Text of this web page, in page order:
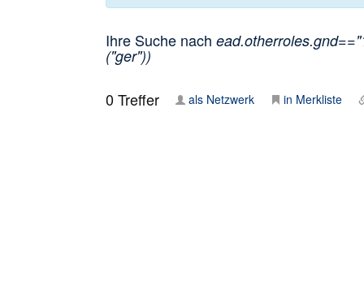
Ihre Suche nach
("ger"))
0Treffer als Netzwerk in Merkliste